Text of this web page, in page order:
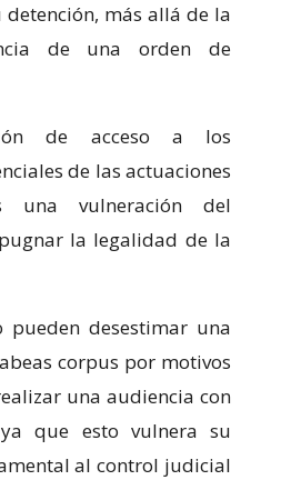
detención, más allá de la
de una orden de
de acceso a los
de las actuaciones
una vulneración del
la legalidad de la
pueden desestimar una
corpus por motivos
una audiencia con
que esto vulnera su
al control judicial